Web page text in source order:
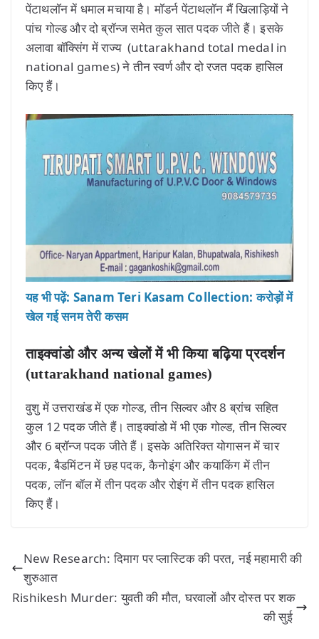
पेंटाथलॉन में धमाल मचाया है। मॉडर्न पेंटाथलॉन मैं खिलाड़ियों ने
पांच गोल्ड और दो ब्रॉन्ज समेत कुल सात पदक जीते हैं। इसके
अलावा बॉक्सिंग में राज्य (uttarakhand total medal in
national games) ने तीन स्वर्ण और दो रजत पदक हासिल
किए हैं।
यह भी पढ़ें: Sanam Teri Kasam Collection: करोड़ों में
खेल गई सनम तेरी कसम
ताइक्वांडो और अन्य खेलों में भी किया बढ़िया प्रदर्शन
(uttarakhand national games)
वुशु में उत्तराखंड में एक गोल्ड, तीन सिल्वर और 8 ब्रांच सहित
कुल 12 पदक जीते हैं। ताइक्वांडो में भी एक गोल्ड, तीन सिल्वर
और 6 ब्रॉन्ज पदक जीते हैं। इसके अतिरिक्त योगासन में चार
पदक, बैडमिंटन में छह पदक, कैनोइंग और कयाकिंग में तीन
पदक, लॉन बॉल में तीन पदक और रोइंग में तीन पदक हासिल
किए हैं।
New Research: दिमाग पर प्लास्टिक की परत, नई महामारी की
शुरुआत
Rishikesh Murder: युवती की मौत, घरवालों और दोस्त पर शक
की सुई